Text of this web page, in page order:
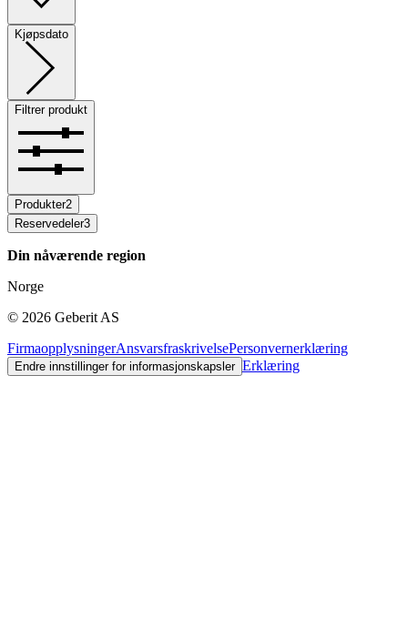
Kjøpsdato
Filtrer produkt
Produkter2
Reservedeler3
Din nåværende region
Norge
© 2026 Geberit AS
FirmaopplysningerAnsvarsfraskrivelsePersonvernerklæring
Endre innstillinger for informasjonskapsler Erklæring